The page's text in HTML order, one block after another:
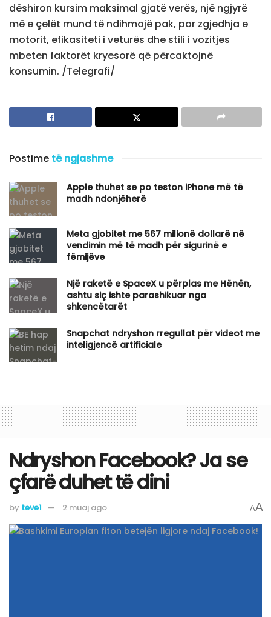
dëshiron kursim maksimal gjatë verës, një ngjyrë
më e çelët mund të ndihmojë pak, por zgjedhja e
motorit, efikasiteti i veturës dhe stili i vozitjes
mbeten faktorët kryesorë që përcaktojnë
konsumin. /Telegrafi/
Postime të ngjashme
Apple thuhet se po teston iPhone më të
madh ndonjëherë
​Meta gjobitet me 567 milionë dollarë në
vendimin më të madh për sigurinë e
fëmijëve
Një raketë e SpaceX u përplas me Hënën,
ashtu siç ishte parashikuar nga
shkencëtarët
Snapchat ndryshon rregullat për videot me
inteligjencë artificiale
Ndryshon Facebook? Ja se
çfarë duhet të dini
by teve1 2 muaj ago AA